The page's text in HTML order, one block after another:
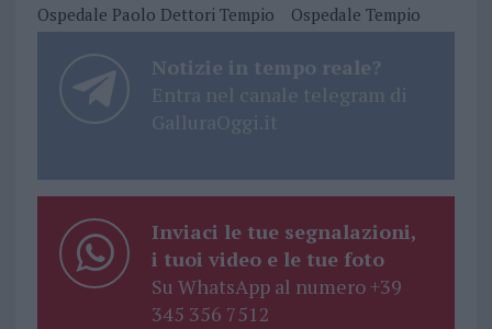
Ospedale Paolo Dettori Tempio
Ospedale Tempio
Notizie in tempo reale?
Entra nel canale telegram di
GalluraOggi.it
Inviaci le tue segnalazioni,
i tuoi video e le tue foto
Su WhatsApp al numero +39
345 356 7512